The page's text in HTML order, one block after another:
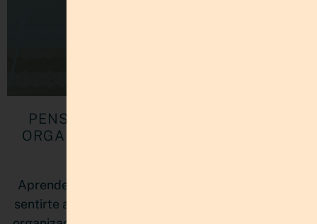
PENSAR NO ES PLANIFICAR: CÓMO
ORGANIZAR MÚLTIPLES PROYECTOS
Aprende cómo organizar múltiples proyectos sin
sentirte abrumada. Descubre cómo un sistema de